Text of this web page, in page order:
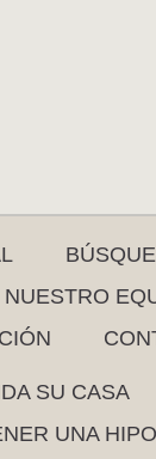
SU CASA
UNA